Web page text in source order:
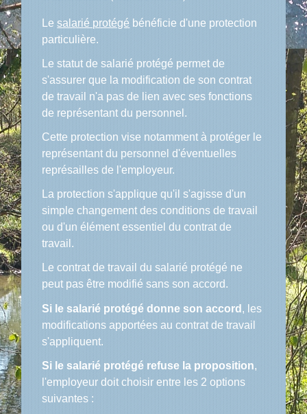
Lesalarié protégé bénéficie d'une protection
particulière.
Le statut de salarié protégé permet de
s'assurer que la modification de son contrat
de travail n'a pas de lien avec ses fonctions
de représentant du personnel.
Cette protection vise notamment à protéger le
représentant du personnel d'éventuelles
représailles de l'employeur.
La protection s'applique qu'il s'agisse d'un
simple changement des conditions de travail
ou d'un élément essentiel du contrat de
travail.
Le contrat de travail du salarié protégé ne
peut pas être modifié sans son accord.
Si le salarié protégé donne son accord , les
modifications apportées au contrat de travail
s'appliquent.
Si le salarié protégé refuse la proposition,
l'employeur doit choisir entre les 2 options
suivantes :